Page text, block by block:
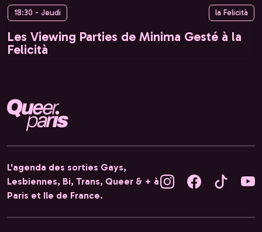
18:30 - Jeudi la Felicità
Les Viewing Parties de Minima Gesté à la
Felicità
L'agenda des sorties Gays,
Lesbiennes, Bi, Trans, Queer & + à
Paris et Ile de France.